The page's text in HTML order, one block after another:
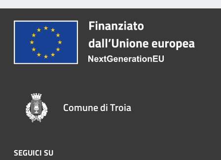
Comune di Troia
SEGUICI SU